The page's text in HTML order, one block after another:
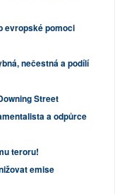
evropské pomoci
nečestná a podílí
Street
a odpůrce
teroru!
emise